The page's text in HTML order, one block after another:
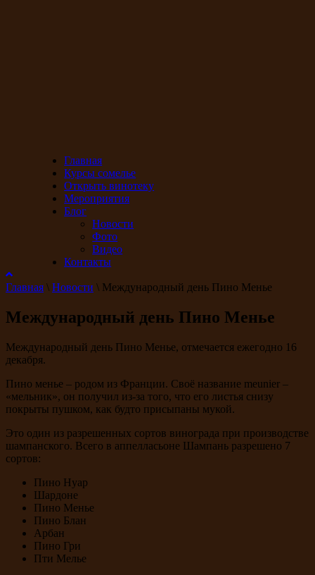
Главная
Курсы сомелье
Открыть винотеку
Мероприятия
Блог
Новости
Фото
Видео
Контакты
Главная \ Новости \ Международный день Пино Менье
Международный день Пино Менье
Международный день Пино Менье, отмечается ежегодно 16
декабря.
Пино менье – родом из Франции. Своё название meunier –
«мельник», он получил из-за того, что его листья снизу
покрыты пушком, как будто присыпаны мукой.
Это один из разрешенных сортов винограда при производстве
шампанского. Всего в аппелласьоне Шампань разрешено 7
сортов:
Пино Нуар
Шардоне
Пино Менье
Пино Блан
Арбан
Пино Гри
Пти Мелье